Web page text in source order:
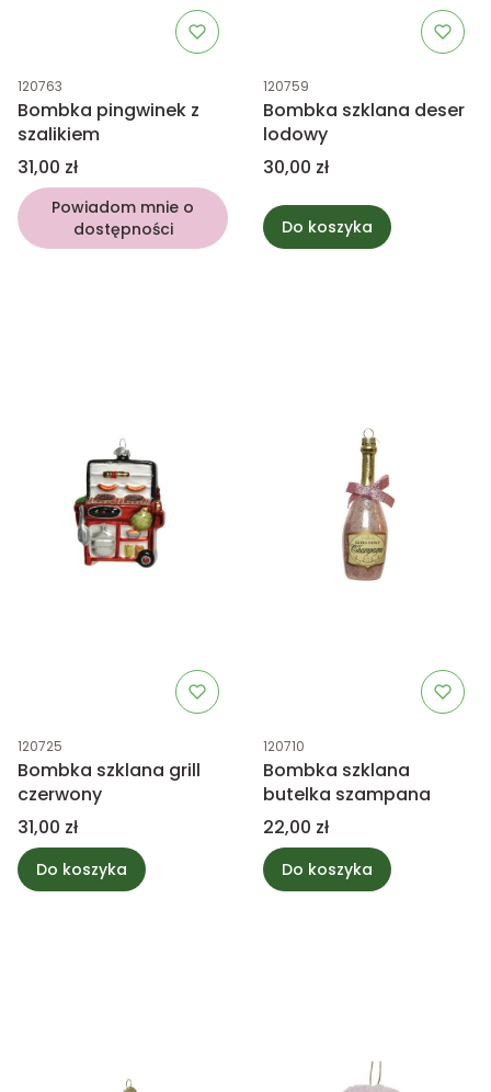
Kod produktu
120763
Bombka pingwinek z
szalikiem
Cena
31,00 zł
Powiadom mnie o
dostępności
Kod produktu
120759
Bombka szklana deser
lodowy
Cena
30,00 zł
Do koszyka
Kod produktu
120725
Bombka szklana grill
czerwony
Cena
31,00 zł
Do koszyka
Kod produktu
120710
Bombka szklana
butelka szampana
Cena
22,00 zł
Do koszyka